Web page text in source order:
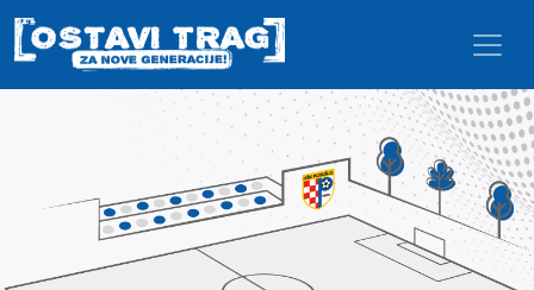
Skip to main content